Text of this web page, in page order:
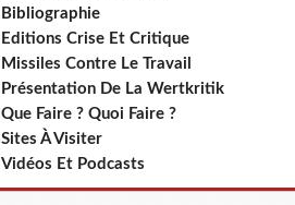
Bibliographie
Editions Crise Et Critique
Missiles Contre Le Travail
Présentation De La Wertkritik
Que Faire ? Quoi Faire ?
Sites À Visiter
Vidéos Et Podcasts